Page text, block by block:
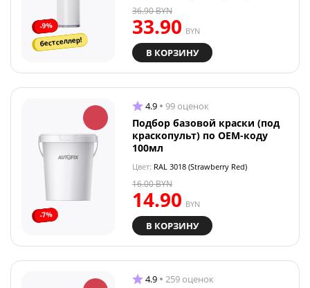
-9%
бестселлер!
33.90 BYN
36.90BYN
В КОРЗИНУ
-7%
4.9 99 оценок
Подбор базовой краски (под
краскопульт) по OEM-коду
100мл
Цвет: RAL 3018 (Strawberry Red)
14.90 BYN
16.00BYN
В КОРЗИНУ
4.9 259 оценок